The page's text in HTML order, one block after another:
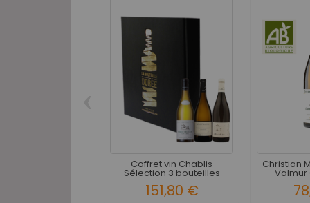
Coffret vin Chablis
Sélection 3 bouteilles
151,80 €
Christian
Valmur